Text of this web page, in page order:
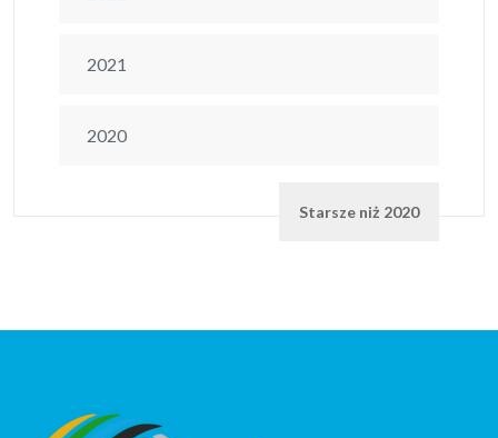
2021
2020
Starsze niż 2020